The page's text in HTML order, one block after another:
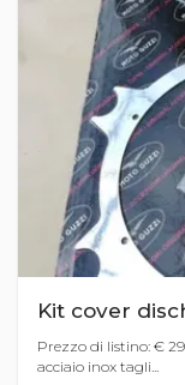
Kit cover
Prezzo di listino: €
acciaio inox tagli...